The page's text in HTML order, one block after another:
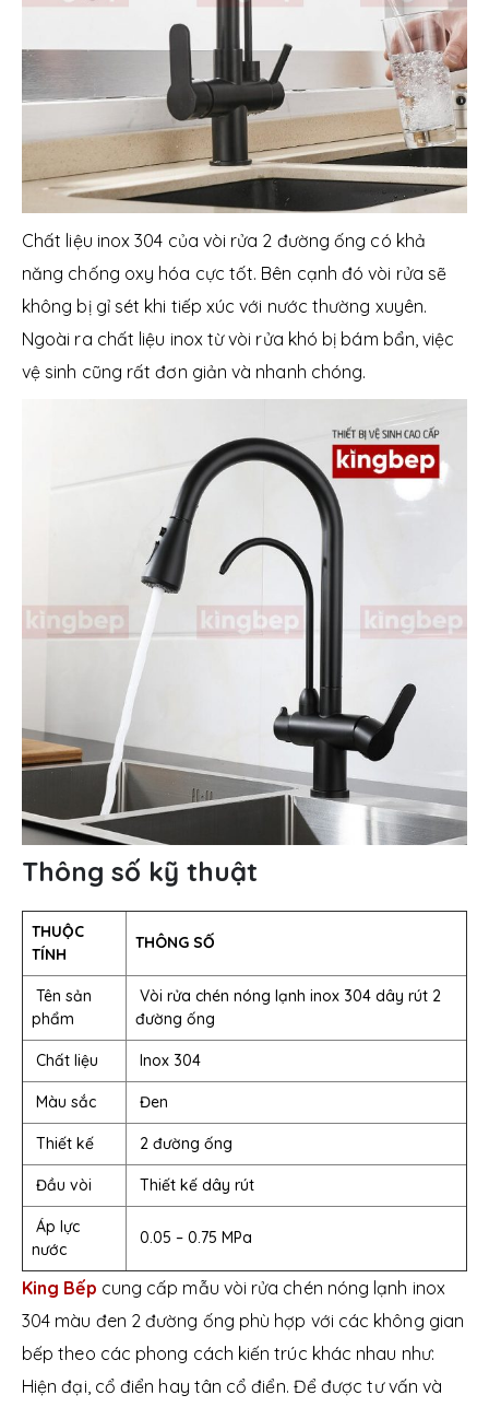
Chất liệu inox 304 của vòi rửa 2 đường ống có khả
năng chống oxy hóa cực tốt. Bên cạnh đó vòi rửa sẽ
không bị gỉ sét khi tiếp xúc với nước thường xuyên.
Ngoài ra chất liệu inox từ vòi rửa khó bị bám bẩn, việc
vệ sinh cũng rất đơn giản và nhanh chóng.
Thông số kỹ thuật
THUỘC
TÍNH
THÔNG SỐ
Tên sản
phẩm
Vòi rửa chén nóng lạnh inox 304 dây rút 2
đường ống
Chất liệu Inox 304
Màu sắc Đen
Thiết kế 2 đường ống
Đầu vòi Thiết kế dây rút
Áp lực
nước
0.05 – 0.75 MPa
King Bếp cung cấp mẫu vòi rửa chén nóng lạnh inox
304 màu đen 2 đường ống phù hợp với các không gian
bếp theo các phong cách kiến trúc khác nhau như:
Hiện đại, cổ điển hay tân cổ điển. Để được tư vấn và